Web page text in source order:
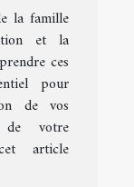
la famille
et la
ces
pour
de vos
votre
article